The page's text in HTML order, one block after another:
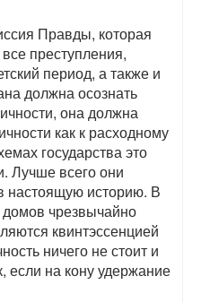
Правды, которая
преступления,
период, а также и
должна осознать
она должна
как к расходному
государства это
Лучше всего они
настоящую историю. В
чрезвычайно
квинтэссенцией
ничего не стоит и
если на кону удержание